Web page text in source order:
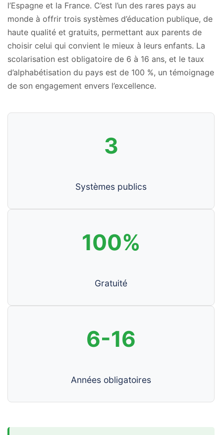
l’Espagne et la France. C’est l’un des rares pays au
monde à offrir trois systèmes d’éducation publique, de
haute qualité et gratuits, permettant aux parents de
choisir celui qui convient le mieux à leurs enfants. La
scolarisation est obligatoire de 6 à 16 ans, et le taux
d’alphabétisation du pays est de 100 %, un témoignage
de son engagement envers l’excellence.
3
Systèmes publics
100%
Gratuité
6-16
Années obligatoires